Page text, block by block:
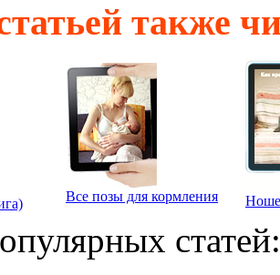
также
Все позы для кормления
статей: